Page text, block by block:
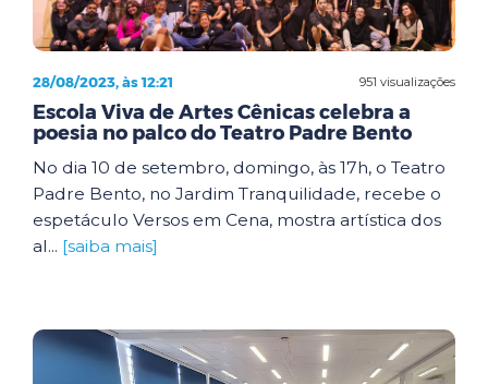
951 visualizações
28/08/2023, às 12:21
Escola Viva de Artes Cênicas celebra a
poesia no palco do Teatro Padre Bento
No dia 10 de setembro, domingo, às 17h, o Teatro
Padre Bento, no Jardim Tranquilidade, recebe o
espetáculo Versos em Cena, mostra artística dos
al... [saiba mais]